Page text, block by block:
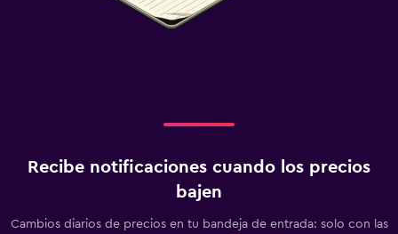
Recibe notificaciones cuando los precios
bajen
Cambios diarios de precios en tu bandeja de entrada: solo con las